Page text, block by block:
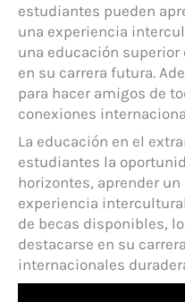
estudiantes pueden
una experiencia
una educación superior
en su carrera futura.
para hacer amigos de
conexiones
La educación en el
estudiantes la
horizontes, aprender
experiencia
de becas disponibles,
destacarse en su
internacionales